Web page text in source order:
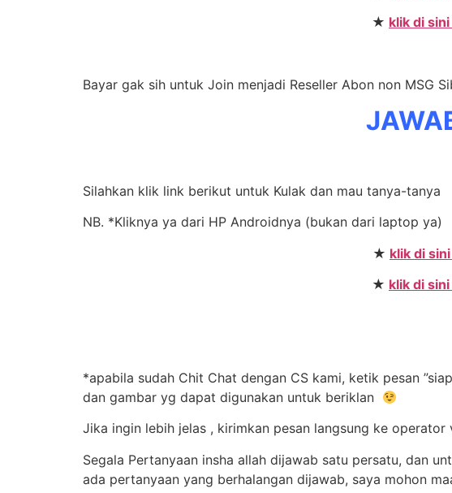
★ klik di
Bayar gak sih untuk Join menjadi Reseller Abon non MSG
Silahkan klik link berikut untuk Kulak dan mau tanya-tanya
NB. *Kliknya ya dari HP Androidnya (bukan dari laptop ya)
★ klik di
★ klik di
*apabila sudah Chit Chat dengan CS kami, ketik pesan
dan gambar yg dapat digunakan untuk beriklan
Jika ingin lebih jelas , kirimkan pesan langsung ke
Segala Pertanyaan insha allah dijawab satu persatu, dan
ada pertanyaan yang berhalangan dijawab, saya mohon